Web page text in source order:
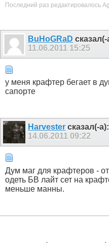
Последний раз редактировалось
BuHoGRaD сказал(-
11.06.2011 15:25
у меня крафтер бегает в
сапорте
Harvester сказал(-а):
14.06.2011 09:22
Дум маг для крафтеров -
одеть БВ лайт сет на
меньше манны.